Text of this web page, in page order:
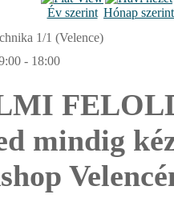
Év szerint Hónap szerint
1/1 (Velence)
- 18:00
mindig